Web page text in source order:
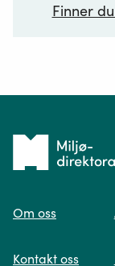
Finner
Spør oss
Tilbake
forsiden
Om oss
Kontakt oss